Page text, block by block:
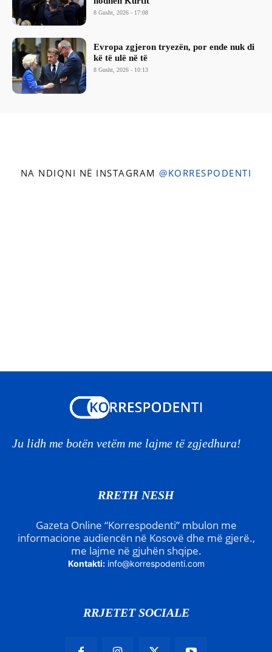
8 Gusht, 2026 - 17:08
Evropa zgjeron tryezën, por ende nuk di
kë të ulë në të
8 Gusht, 2026 - 10:13
NA NDIQNI NË INSTAGRAM @KORRESPODENTI
Ju lidh me botën vetëm me lajme të zgjedhura!
RRETH NESH
Gazeta Online “Korrespodenti” mbulon me
informacione audiencën në Kosovë dhe më gjerë.,
me lajme në gjuhën shqipe.
Kontakti: info@korrespodenti.com
RRJETET SOCIALE